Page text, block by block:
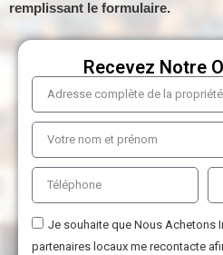
remplissant le formulaire.
Recevez Notre
Je souhaite que Nous Achetons
partenaires locaux me recontacte